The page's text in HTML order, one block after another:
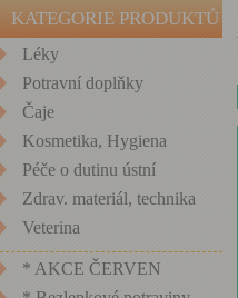
KATEGORIE PRODUKTŮ
Léky
Potravní doplňky
Čaje
Kosmetika, Hygiena
Péče o dutinu ústní
Zdrav. materiál, technika
Veterina
* AKCE ČERVEN